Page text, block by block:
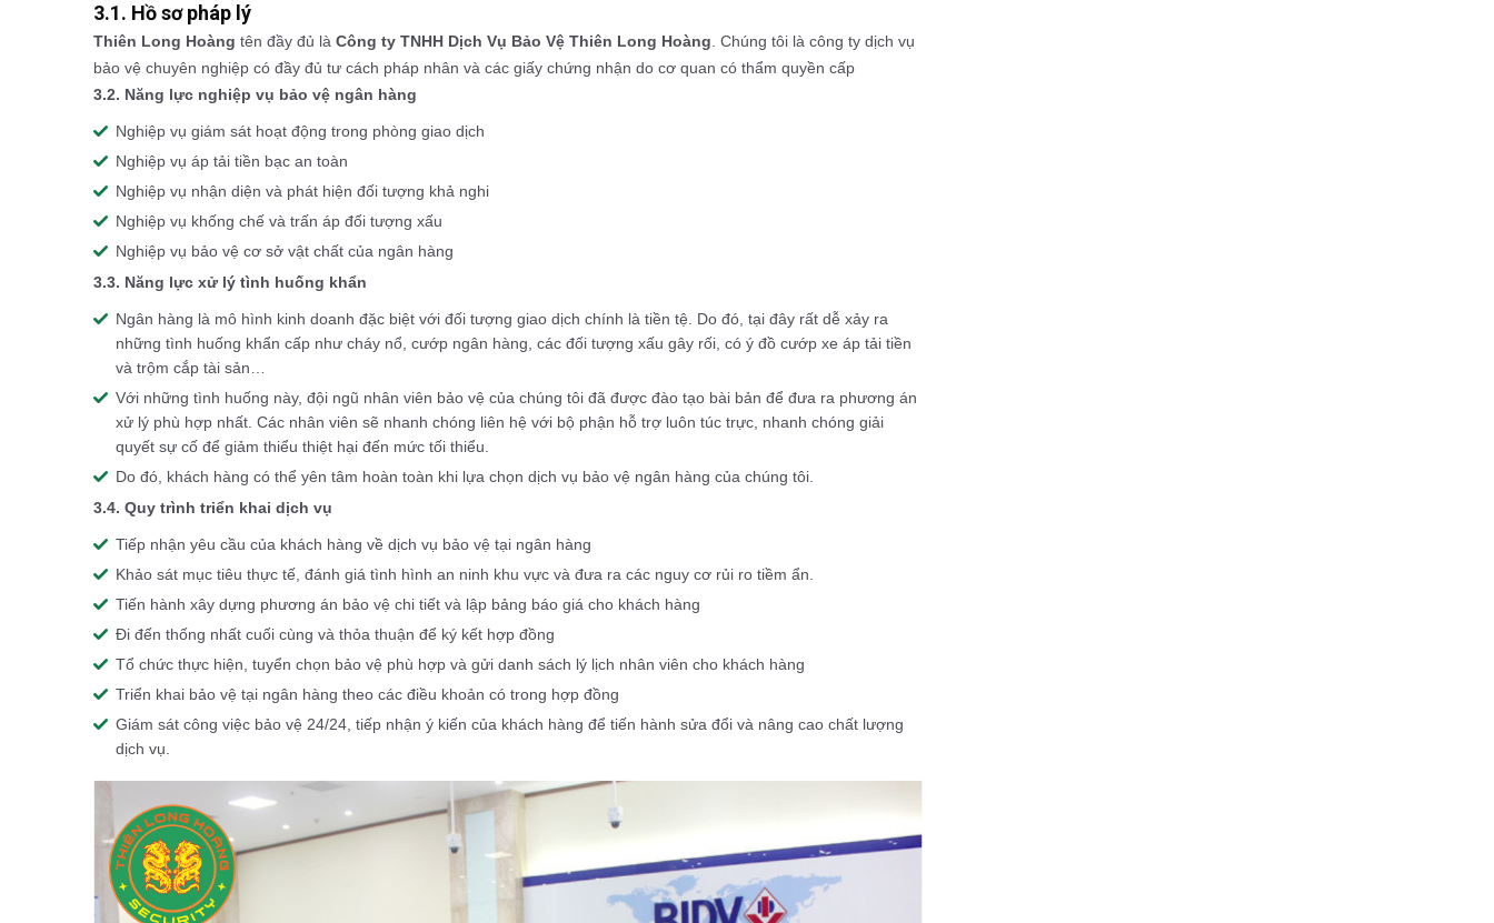
3.1. Hồ sơ pháp lý
Thiên Long Hoàng tên đầy đủ là Công ty TNHH Dịch Vụ Bảo Vệ Thiên Long Hoàng . Chúng tôi là công ty dịch vụ
bảo vệ chuyên nghiệp có đầy đủ tư cách pháp nhân và các giấy chứng nhận do cơ quan có thẩm quyền cấp
3.2. Năng lực nghiệp vụ bảo vệ ngân hàng
Nghiệp vụ giám sát hoạt động trong phòng giao dịch
Nghiệp vụ áp tải tiền bạc an toàn
Nghiệp vụ nhận diện và phát hiện đối tượng khả nghi
Nghiệp vụ khống chế và trấn áp đối tượng xấu
Nghiệp vụ bảo vệ cơ sở vật chất của ngân hàng
3.3. Năng lực xử lý tình huống khẩn
Ngân hàng là mô hình kinh doanh đặc biệt với đối tượng giao dịch chính là tiền tệ. Do đó, tại đây rất dễ xảy ra
những tình huống khẩn cấp như cháy nổ, cướp ngân hàng, các đối tượng xấu gây rối, có ý đồ cướp xe áp tải tiền
và trộm cắp tài sản…
Với những tình huống này, đội ngũ nhân viên bảo vệ của chúng tôi đã được đào tạo bài bản để đưa ra phương án
xử lý phù hợp nhất. Các nhân viên sẽ nhanh chóng liên hệ với bộ phận hỗ trợ luôn túc trực, nhanh chóng giải
quyết sự cố để giảm thiểu thiệt hại đến mức tối thiểu.
Do đó, khách hàng có thể yên tâm hoàn toàn khi lựa chọn dịch vụ bảo vệ ngân hàng của chúng tôi.
3.4. Quy trình triển khai dịch vụ
Tiếp nhận yêu cầu của khách hàng về dịch vụ bảo vệ tại ngân hàng
Khảo sát mục tiêu thực tế, đánh giá tình hình an ninh khu vực và đưa ra các nguy cơ rủi ro tiềm ẩn.
Tiến hành xây dựng phương án bảo vệ chi tiết và lập bảng báo giá cho khách hàng
Đi đến thống nhất cuối cùng và thỏa thuận để ký kết hợp đồng
Tổ chức thực hiện, tuyển chọn bảo vệ phù hợp và gửi danh sách lý lịch nhân viên cho khách hàng
Triển khai bảo vệ tại ngân hàng theo các điều khoản có trong hợp đồng
Giám sát công việc bảo vệ 24/24, tiếp nhận ý kiến của khách hàng để tiến hành sửa đổi và nâng cao chất lượng
dịch vụ.